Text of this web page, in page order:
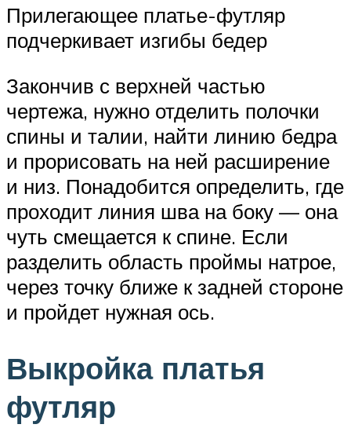
Прилегающее платье-футляр
подчеркивает изгибы бедер
Закончив с верхней частью
чертежа, нужно отделить полочки
спины и талии, найти линию бедра
и прорисовать на ней расширение
и низ. Понадобится определить, где
проходит линия шва на боку — она
чуть смещается к спине. Если
разделить область проймы натрое,
через точку ближе к задней стороне
и пройдет нужная ось.
Выкройка платья
футляр